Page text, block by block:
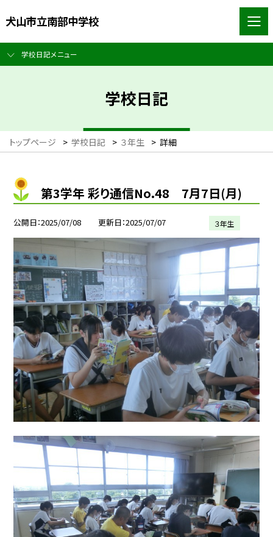
犬山市立南部中学校
学校日記メニュー
学校日記
トップページ > 学校日記 > ３年生 > 詳細
第3学年 彩り通信No.48 7月7日(月)
公開日 2025/07/08 更新日 2025/07/07 ３年生